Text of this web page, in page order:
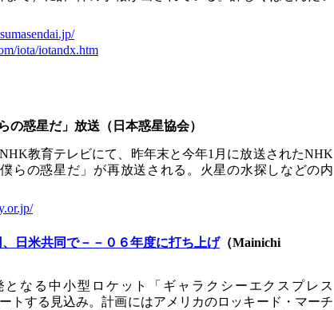
iota/iotandx.htm
の惑星だ」放送（日本惑星協会）
教育テレビにて、昨年末と今年1月に放送されたNHK
らの惑星だ」が再放送される。火星の水探しなどの内
日米共同で－－０６年度に打ち上げ（Mainichi
なる中小型ロケット「ギャラクシーエクスプレス
トする見込み。計画にはアメリカのロッキード・マーチ